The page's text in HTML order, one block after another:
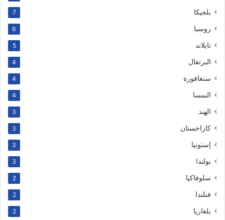
بلجيكا 7
روسيا 6
تايلاند 5
البرتغال 4
سنغافورة 4
النمسا 4
الهند 3
كازاخستان 3
إستونيا 3
بولندا 3
سلوفاكيا 2
فنلندا 2
بلغاريا 2